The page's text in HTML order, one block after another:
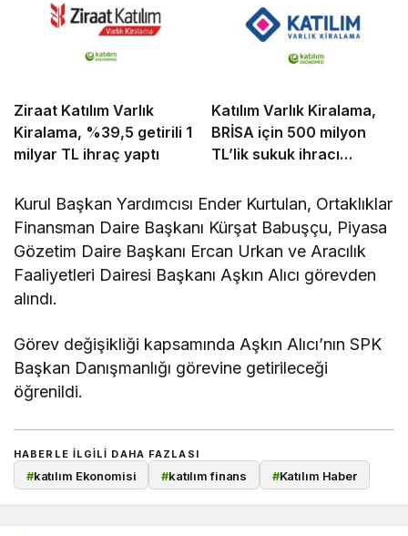
Ziraat Katılım Varlık
Kiralama, %39,5 getirili 1
milyar TL ihraç yaptı
Katılım Varlık Kiralama,
BRİSA için 500 milyon
TL’lik sukuk ihracı
Kurul Başkan Yardımcısı Ender Kurtulan, Ortaklıklar
Finansman Daire Başkanı Kürşat Babuşçu, Piyasa
Gözetim Daire Başkanı Ercan Urkan ve Aracılık
Faaliyetleri Dairesi Başkanı Aşkın Alıcı görevden
alındı.
Görev değişikliği kapsamında Aşkın Alıcı’nın SPK
Başkan Danışmanlığı görevine getirileceği
öğrenildi.
HABERLE ILGILI DAHA FAZLASI
#katılım Ekonomisi #katılım finans #Katılım Haber